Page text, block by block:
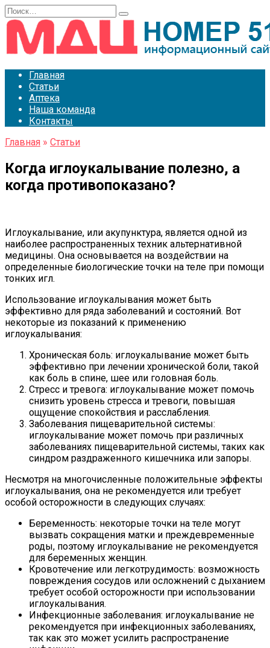
Перейти
к
содержанию
Search
for:
Главная
Статьи
Аптека
Наша команда
Контакты
Главная » Статьи
Когда иглоукалывание полезно, а
когда противопоказано?
Иглоукалывание, или акупунктура, является одной из
наиболее распространенных техник альтернативной
медицины. Она основывается на воздействии на
определенные биологические точки на теле при помощи
тонких игл.
Использование иглоукалывания может быть
эффективно для ряда заболеваний и состояний. Вот
некоторые из показаний к применению
иглоукалывания:
Хроническая боль: иглоукалывание может быть
эффективно при лечении хронической боли, такой
как боль в спине, шее или головная боль.
Стресс и тревога: иглоукалывание может помочь
снизить уровень стресса и тревоги, повышая
ощущение спокойствия и расслабления.
Заболевания пищеварительной системы:
иглоукалывание может помочь при различных
заболеваниях пищеварительной системы, таких как
синдром раздраженного кишечника или запоры.
Несмотря на многочисленные положительные эффекты
иглоукалывания, она не рекомендуется или требует
особой осторожности в следующих случаях:
Беременность: некоторые точки на теле могут
вызвать сокращения матки и преждевременные
роды, поэтому иглоукалывание не рекомендуется
для беременных женщин.
Кровотечение или легкотрудимость: возможность
повреждения сосудов или осложнений с дыханием
требует особой осторожности при использовании
иглоукалывания.
Инфекционные заболевания: иглоукалывание не
рекомендуется при инфекционных заболеваниях,
так как это может усилить распространение